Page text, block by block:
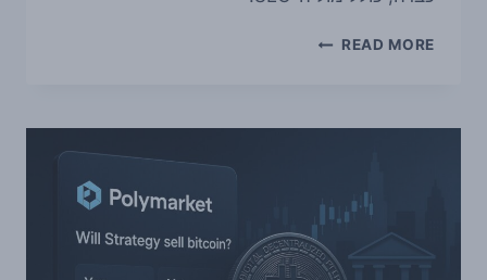
READ MORE
COINBASE
להציע
לצד
קריפטו